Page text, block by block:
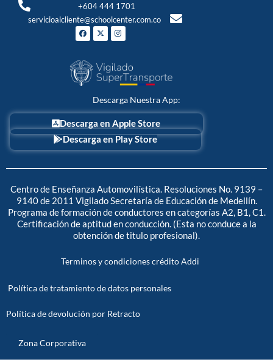
+604 444 1701
servicioalcliente@schoolcenter.com.co
F
a
c
o
o
k
X
-
t
t
t
e
I
n
s
g
r
a
m
Descarga Nuestra App:
Descarga en Apple Store
Descarga en Play Store
Centro de Enseñanza Automovilística. Resoluciones No. 9139 –
9140 de 2011 Vigilado Secretaría de Educación de Medellín.
Programa de formación de conductores en categorías A2, B1, C1.
Certificación de aptitud en conducción. (Esta no conduce a la
obtención de titulo profesional).
Terminos y condiciones crédito Addi
Política de tratamiento de datos personales
Política de devolución por Retracto
Zona Corporativa